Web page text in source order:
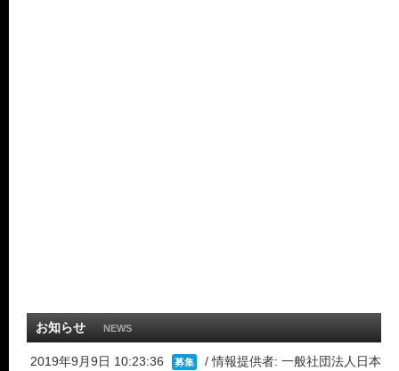
お知らせ NEWS
2019年9月9日 10:23:36 募集
/ 情報提供者: 一般社団法人日本